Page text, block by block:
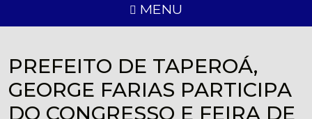
MENU
PREFEITO DE TAPEROÁ,
GEORGE FARIAS PARTICIPA
DO CONGRESSO E FEIRA DE